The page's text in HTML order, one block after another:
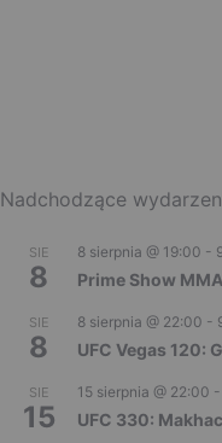
Nadchodzące
SIE
8
8 sierpnia @ 19:00 -
Prime Show
SIE
8
8 sierpnia @ 22:00 -
UFC Vegas 120:
SIE
15
15 sierpnia @ 22:00 -
UFC 330: